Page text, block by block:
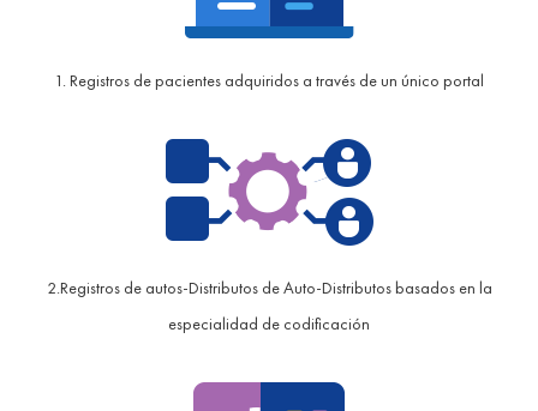
1. Registros de pacientes adquiridos a través de un único portal
2.Registros de autos-Distributos de Auto-Distributos basados ​​en la
especialidad de codificación